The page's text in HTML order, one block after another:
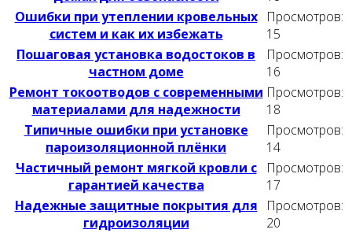
Ошибки при утеплении кровельных
систем и как их избежать
Просмотров:
15
Пошаговая установка водостоков в
частном доме
Просмотров:
16
Ремонт токоотводов с современными
материалами для надежности
Просмотров:
18
Типичные ошибки при установке
пароизоляционной плёнки
Просмотров:
14
Частичный ремонт мягкой кровли с
гарантией качества
Просмотров:
17
Надежные защитные покрытия для
гидроизоляции
Просмотров:
20